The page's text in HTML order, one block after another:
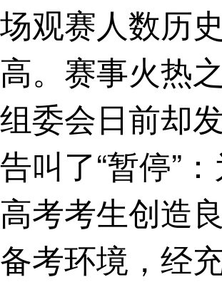
场观赛人数历
高。赛事火热
组委会日前却
告叫了“暂停”
高考考生创造
备考环境，经